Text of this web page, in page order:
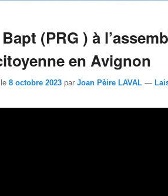
Bapt (PRG ) à
en Avignon
8 octobre 2023 par Joan Pèire LAVAL —